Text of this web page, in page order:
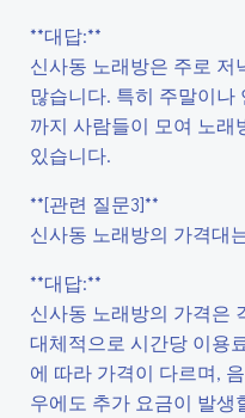
**대답:**
신사동 노래방은 주로
많습니다. 특히 주말이나
까지 사람들이 모여 노래
있습니다.
**[관련 질문3]**
신사동 노래방의 가격대
**대답:**
신사동 노래방의 가격은
대체적으로 시간당 이용
에 따라 가격이 다르며,
우에도 추가 요금이 발생